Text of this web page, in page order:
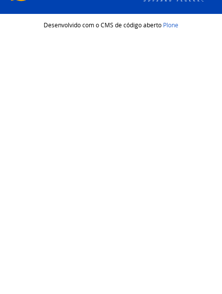
Desenvolvido com o CMS de código aberto Plone